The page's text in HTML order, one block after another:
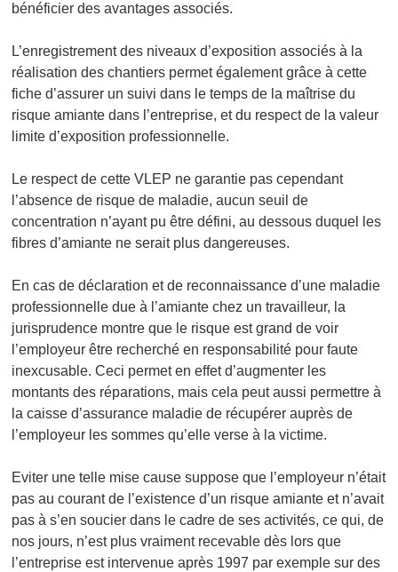
bénéficier des avantages associés.
L’enregistrement des niveaux d’exposition associés à la
réalisation des chantiers permet également grâce à cette
fiche d’assurer un suivi dans le temps de la maîtrise du
risque amiante dans l’entreprise, et du respect de la valeur
limite d’exposition professionnelle.
Le respect de cette VLEP ne garantie pas cependant
l’absence de risque de maladie, aucun seuil de
concentration n’ayant pu être défini, au dessous duquel les
fibres d’amiante ne serait plus dangereuses.
En cas de déclaration et de reconnaissance d’une maladie
professionnelle due à l’amiante chez un travailleur, la
jurisprudence montre que le risque est grand de voir
l’employeur être recherché en responsabilité pour faute
inexcusable. Ceci permet en effet d’augmenter les
montants des réparations, mais cela peut aussi permettre à
la caisse d’assurance maladie de récupérer auprès de
l’employeur les sommes qu’elle verse à la victime.
Eviter une telle mise cause suppose que l’employeur n’était
pas au courant de l’existence d’un risque amiante et n’avait
pas à s’en soucier dans le cadre de ses activités, ce qui, de
nos jours, n’est plus vraiment recevable dès lors que
l’entreprise est intervenue après 1997 par exemple sur des